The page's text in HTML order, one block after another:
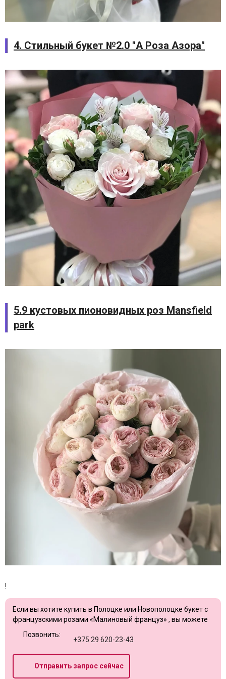
4. Стильный букет №2.0 "А Роза Азора"
5.9 кустовых пионовидных роз Mansfield
park
!
Если вы хотите купить в Полоцке или Новополоцке букет с
французскими розами «Малиновый француз» , вы можете
Позвонить:
+375 29 620-23-43
Отправить запрос сейчас